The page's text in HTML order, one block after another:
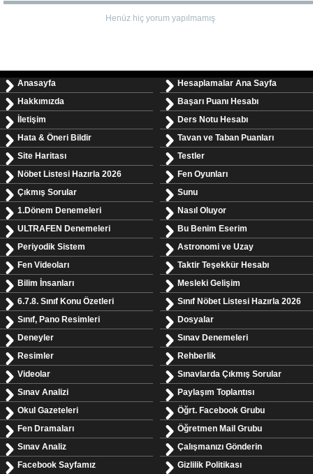
Henüz hiç yorum yapılmamış
Anasayfa
Hakkımızda
İletişim
Hata & Öneri Bildir
Site Haritası
Nöbet Listesi Hazırla 2026
Çıkmış Sorular
1.Dönem Denemeleri
ULTRAFEN Denemeleri
Periyodik Sistem
Fen Videoları
Bilim İnsanları
6.7.8. Sınıf Konu Özetleri
Sınıf, Pano Resimleri
Deneyler
Resimler
Videolar
Sınav Analizi
Okul Gazeteleri
Fen Dramaları
Sınav Analiz
Facebook Sayfamız
Hesaplamalar Ana Sayfa
Başarı Puanı Hesabı
Ders Notu Hesabı
Tavan ve Taban Puanları
Testler
Fen Oyunları
Sunu
Nasıl Oluyor
Bu Benim Eserim
Astronomi ve Uzay
Taktir Teşekkür Hesabı
Mesleki Gelişim
Sınıf Nöbet Listesi Hazırla 2026
Dosyalar
Sınav Denemeleri
Rehberlik
Sınavlarda Çıkmış Sorular
Paylaşım Toplantısı
Öğrt. Facebook Grubu
Öğretmen Mail Grubu
Çalışmanızı Gönderin
Gizlilik Politikası